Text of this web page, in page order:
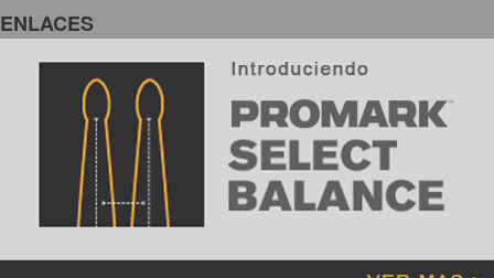
Parlante
Video y USB
Espigas y conectores
Accesorios
Otros Instrumentos de Cuerdas
Ukulele
Mandolina
ENLACES